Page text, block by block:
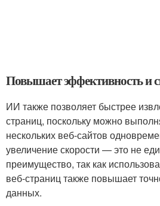
Повышает эффективность и
ИИ также позволяет быстрее
страниц, поскольку можно
нескольких веб-сайтов
увеличение скорости — это не
преимущество, так как
веб-страниц также повышает
данных.